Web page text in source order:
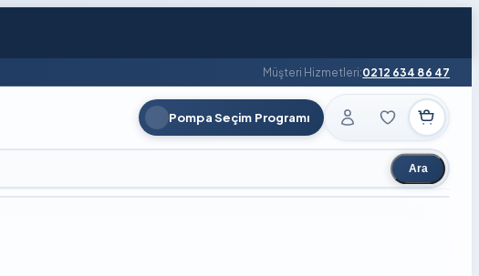
Müşteri Hizmetleri:0212 634 86 47
Pompa Seçim Programı
Ara